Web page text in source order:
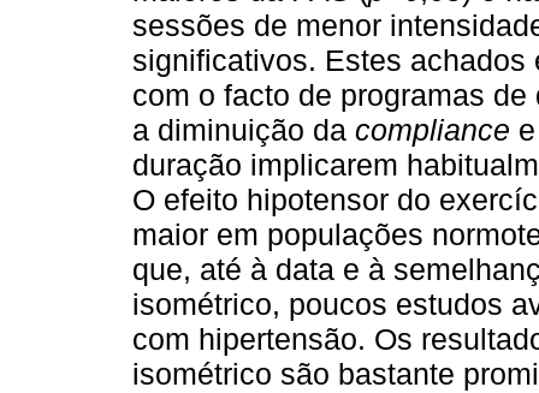
sessões de menor
significativos. Estes
com o facto de programas
a diminuição da compliance
duração implicarem
O efeito hipotensor do
maior em populações
que, até à data e à
isométrico, poucos estudos
com hipertensão. Os
isométrico são bastante